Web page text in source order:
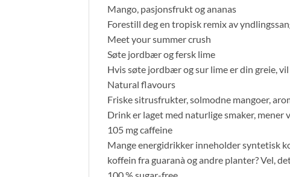
Mango, pasjonsfrukt og ananas
Forestill deg en tropisk remix av
Meet your summer crush
Søte jordbær og fersk lime
Hvis søte jordbær og sur lime er din greie,
Natural flavours
Friske sitrusfrukter, solmodne mangoer,
Drink er laget med naturlige smaker, mener
105 mg caffeine
Mange energidrikker inneholder syntetisk
koffein fra guaranà og andre planter? Vel,